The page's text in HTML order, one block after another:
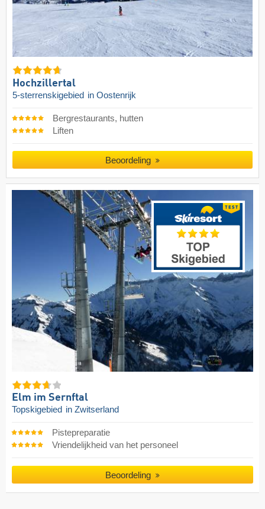
Hochzillertal
5-sterrenskigebied in Oostenrijk
Bergrestaurants, hutten
Liften
Beoordeling
Elm im Sernftal
Topskigebied in Zwitserland
Pistepreparatie
Vriendelijkheid van het personeel
Beoordeling